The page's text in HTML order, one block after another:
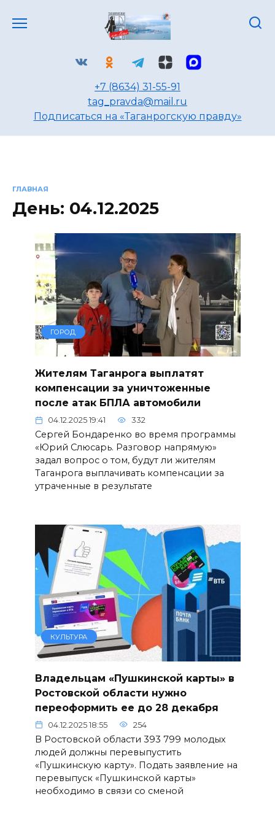
+7 (8634) 31-55-91
tag_pravda@mail.ru
Подписаться на «Таганрогскую правду»
ГЛАВНАЯ
День: 04.12.2025
ГОРОД
Жителям Таганрога выплатят
компенсации за уничтоженные
после атак БПЛА автомобили
04.12.2025 19:41 332
Сергей Бондаренко во время программы
«Юрий Слюсарь. Разговор напрямую»
задал вопрос о том, будут ли жителям
Таганрога выплачивать компенсации за
утраченные в результате
КУЛЬТУРА
Владельцам «Пушкинской карты» в
Ростовской области нужно
переоформить ее до 28 декабря
04.12.2025 18:55 254
В Ростовской области 393 799 молодых
людей должны перевыпустить
«Пушкинскую карту». Подать заявление на
перевыпуск «Пушкинской карты»
необходимо в связи со сменой